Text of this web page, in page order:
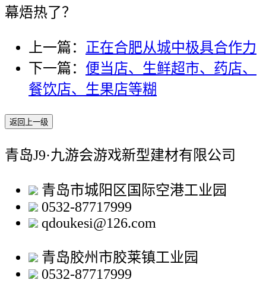
幕焐热了？
上一篇： 正在合肥从城中极具合作力
下一篇： 便当店、生鲜超市、药店、
餐饮店、生果店等糊
返回上一级
青岛J9·九游会游戏新型建材有限公司
青岛市城阳区国际空港工业园
0532-87717999
qdoukesi@126.com
青岛胶州市胶莱镇工业园
0532-87717999